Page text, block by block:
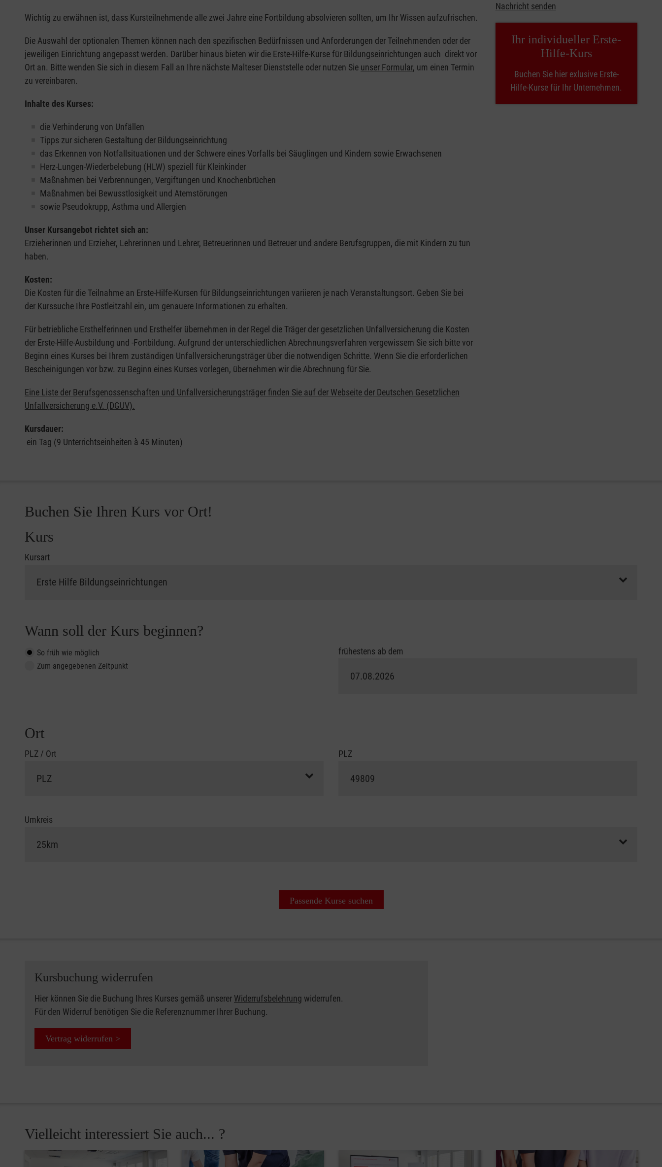
Wichtig zu erwähnen ist, dass Kursteilnehmende alle zwei Jahre eine Fortbildung absolvieren sollten, um Ihr Wissen aufzufrischen.
Die Auswahl der optionalen Themen können nach den spezifischen Bedürfnissen und Anforderungen der Teilnehmenden oder der
jeweiligen Einrichtung angepasst werden. Darüber hinaus bieten wir die Erste-Hilfe-Kurse für Bildungseinrichtungen auch direkt vor
Ort an. Bitte wenden Sie sich in diesem Fall an Ihre nächste Malteser Dienststelle oder nutzen Sie unser Formular, um einen Termin
zu vereinbaren.
Inhalte des Kurses:
die Verhinderung von Unfällen
Tipps zur sicheren Gestaltung der Bildungseinrichtung
das Erkennen von Notfallsituationen und der Schwere eines Vorfalls bei Säuglingen und Kindern sowie Erwachsenen
Herz-Lungen-Wiederbelebung (HLW) speziell für Kleinkinder
Maßnahmen bei Verbrennungen, Vergiftungen und Knochenbrüchen
Maßnahmen bei Bewusstlosigkeit und Atemstörungen
sowie Pseudokrupp, Asthma und Allergien
Unser Kursangebot richtet sich an:
Erzieherinnen und Erzieher, Lehrerinnen und Lehrer, Betreuerinnen und Betreuer und andere Berufsgruppen, die mit Kindern zu tun
haben.
Kosten:
Die Kosten für die Teilnahme an Erste-Hilfe-Kursen für Bildungseinrichtungen variieren je nach Veranstaltungsort. Geben Sie bei
der Kurssuche Ihre Postleitzahl ein, um genauere Informationen zu erhalten.
Für betriebliche Ersthelferinnen und Ersthelfer übernehmen in der Regel die Träger der gesetzlichen Unfallversicherung die Kosten
der Erste-Hilfe-Ausbildung und -Fortbildung. Aufgrund der unterschiedlichen Abrechnungsverfahren vergewissern Sie sich bitte vor
Beginn eines Kurses bei Ihrem zuständigen Unfallversicherungsträger über die notwendigen Schritte. Wenn Sie die erforderlichen
Bescheinigungen vor bzw. zu Beginn eines Kurses vorlegen, übernehmen wir die Abrechnung für Sie.
Eine Liste der Berufsgenossenschaften und Unfallversicherungsträger finden Sie auf der Webseite der Deutschen Gesetzlichen
Unfallversicherung e.V. (DGUV).
Kursdauer:
ein Tag (9 Unterrichtseinheiten à 45 Minuten)
Nachricht senden
Ihr individueller Erste-
Hilfe-Kurs
Buchen Sie hier exlusive Erste-
Hilfe-Kurse für Ihr Unternehmen.
Buchen Sie Ihren Kurs vor Ort!
Kurs
Kursart
Wann soll der Kurs beginnen?
So früh wie möglich
Zum angegebenen Zeitpunkt
frühestens ab dem
Ort
PLZ / Ort PLZ
Umkreis
Passende Kurse suchen
Kursbuchung widerrufen
Hier können Sie die Buchung Ihres Kurses gemäß unserer Widerrufsbelehrung widerrufen.
Für den Widerruf benötigen Sie die Referenznummer Ihrer Buchung.
Vertrag widerrufen >
Vielleicht interessiert Sie auch... ?
Pause